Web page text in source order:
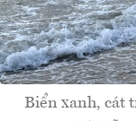
Biển xanh, cát